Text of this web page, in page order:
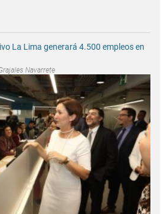
La Lima generará 4.500 empleos en
Navarrete